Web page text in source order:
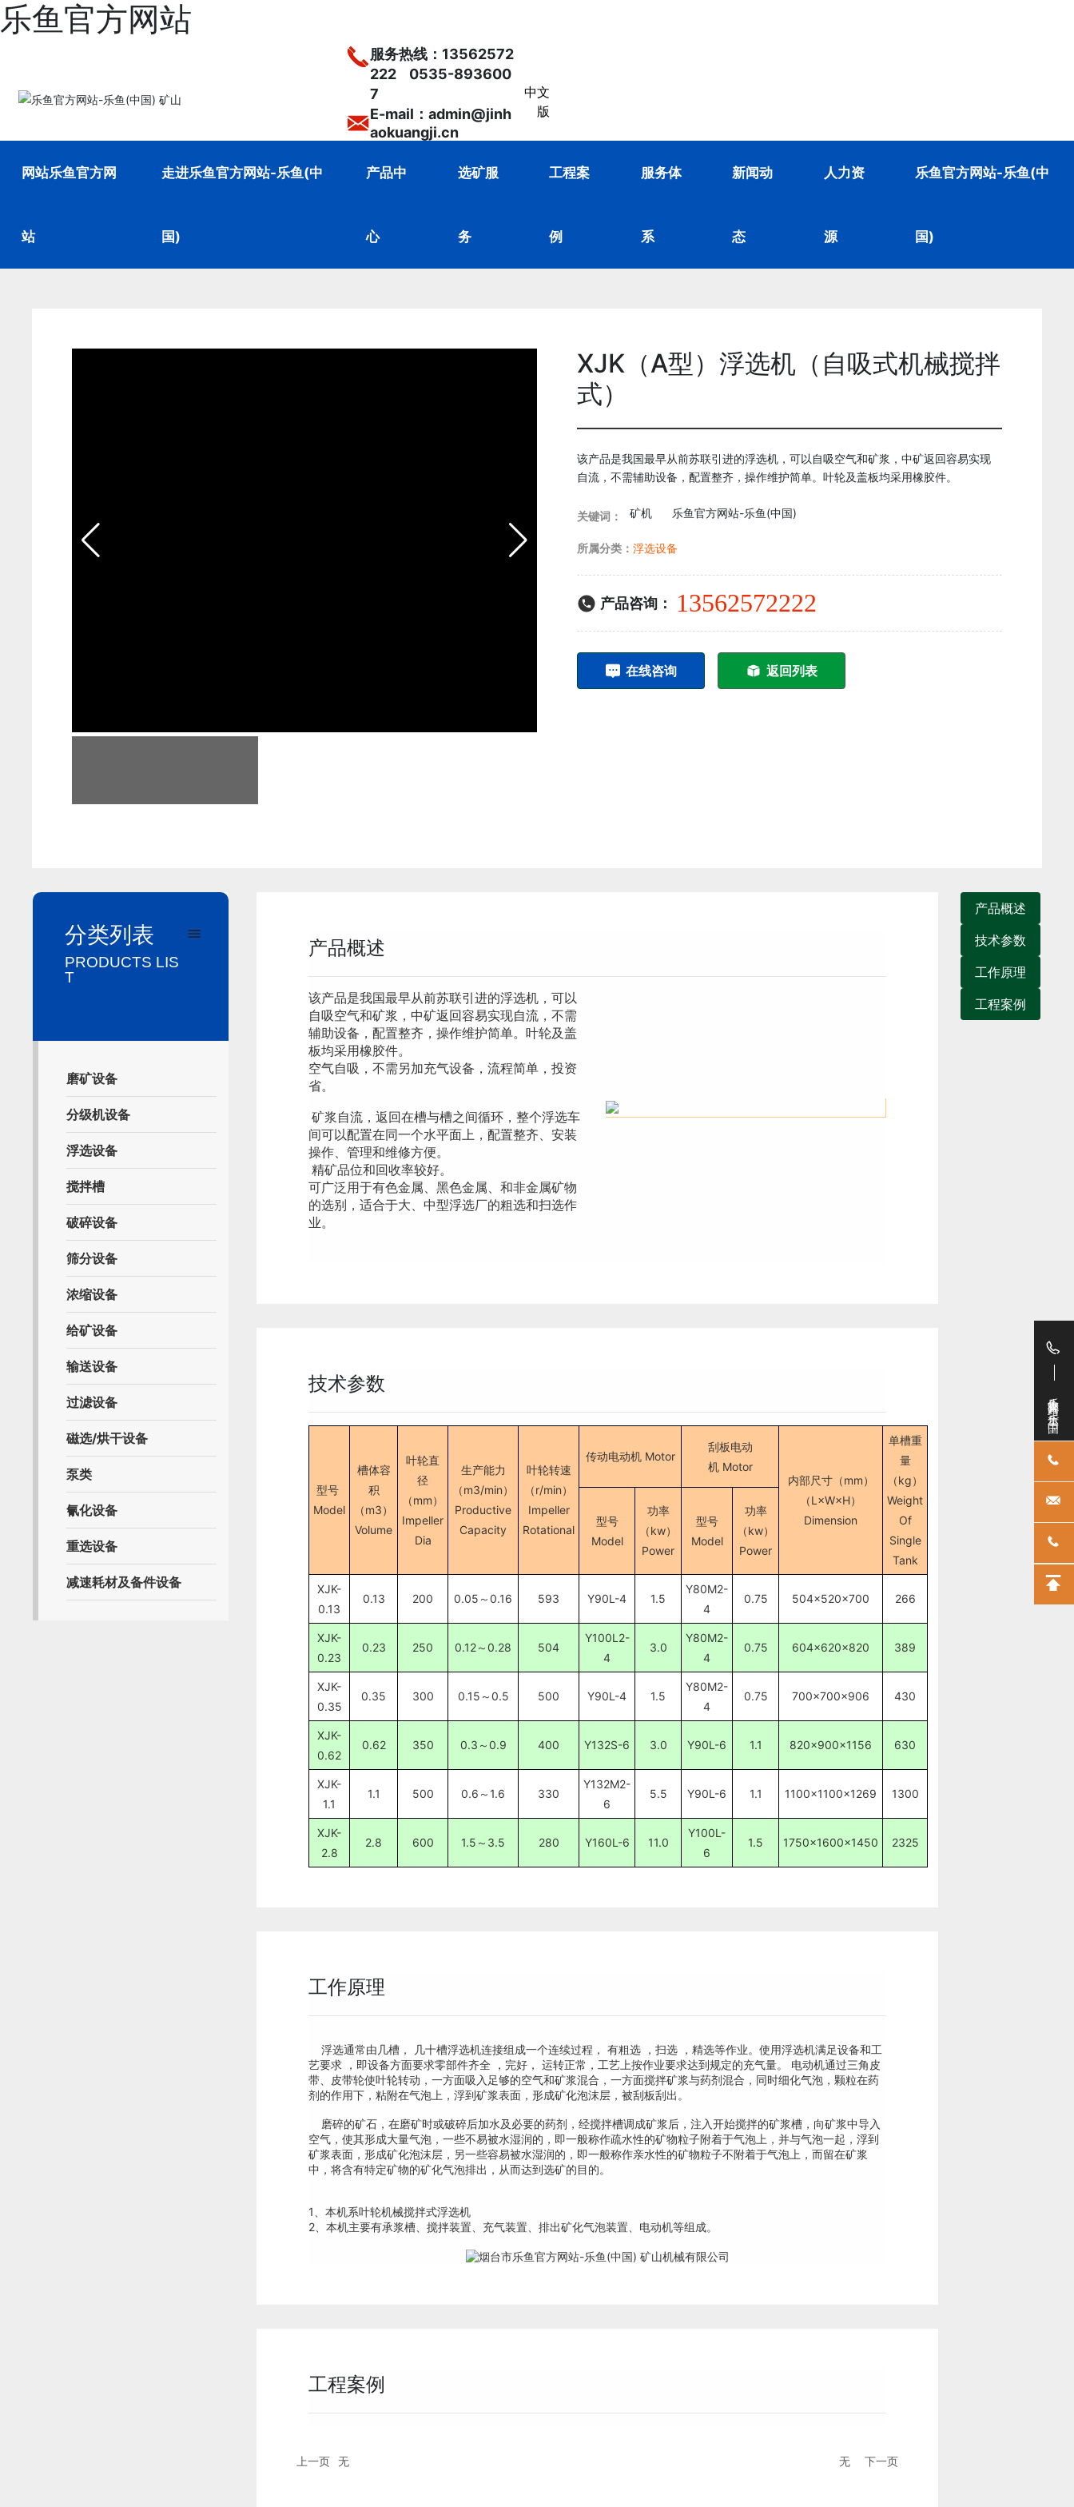
乐鱼官方网站
服务热线： 13562572
222
0535-893600
7
E-mail：admin@jinh
aokuangji.cn
中文
版
网站乐鱼官方网
站
走进乐鱼官方网站-乐鱼(中
国)
产品中
心
选矿服
务
工程案
例
服务体
系
新闻动
态
人力资
源
乐鱼官方网站-乐鱼(中
国)
XJK（A型）浮选机（自吸式机械搅拌
式）
该产品是我国最早从前苏联引进的浮选机，可以自吸空气和矿浆，中矿返回容易实现
自流，不需辅助设备，配置整齐，操作维护简单。叶轮及盖板均采用橡胶件。
关键词： 矿机 乐鱼官方网站-乐鱼(中国)
所属分类： 浮选设备
产品咨询： 13562572222
在线咨询 返回列表
分类列表
PRODUCTS LIS
T
磨矿设备
分级机设备
浮选设备
搅拌槽
破碎设备
筛分设备
浓缩设备
给矿设备
输送设备
过滤设备
磁选/烘干设备
泵类
氰化设备
重选设备
减速耗材及备件设备
产品概述
该产品是我国最早从前苏联引进的浮选机，可以
自吸空气和矿浆，中矿返回容易实现自流，不需
辅助设备，配置整齐，操作维护简单。叶轮及盖
板均采用橡胶件。
空气自吸，不需另加充气设备，流程简单，投资
省。
矿浆自流，返回在槽与槽之间循环，整个浮选车
间可以配置在同一个水平面上，配置整齐、安装
操作、管理和维修方便。
精矿品位和回收率较好。
可广泛用于有色金属、黑色金属、和非金属矿物
的选别，适合于大、中型浮选厂的粗选和扫选作
业。
技术参数
型号
Model
槽体容
积
（m3）
Volume
叶轮直
径
（mm）
Impeller
Dia
生产能力
（m3/min）
Productive
Capacity
叶轮转速
（r/min）
Impeller
Rotational
传动电动机 Motor
刮板电动
机 Motor
内部尺寸（mm）
（L×W×H）
Dimension
单槽重
量
（kg）
Weight
Of
Single
Tank
型号
Model
功率
（kw）
Power
型号
Model
功率
（kw）
Power
XJK-
0.13
0.13 200 0.05～0.16 593 Y90L-4 1.5
Y80M2-
4
0.75 504×520×700 266
XJK-
0.23
0.23 250 0.12～0.28 504
Y100L2-
4
3.0
Y80M2-
4
0.75 604×620×820 389
XJK-
0.35
0.35 300 0.15～0.5 500 Y90L-4 1.5
Y80M2-
4
0.75 700×700×906 430
XJK-
0.62
0.62 350 0.3～0.9 400 Y132S-6 3.0 Y90L-6 1.1 820×900×1156 630
XJK-
1.1
1.1 500 0.6～1.6 330
Y132M2-
6
5.5 Y90L-6 1.1 1100×1100×1269 1300
XJK-
2.8
2.8 600 1.5～3.5 280 Y160L-6 11.0
Y100L-
6
1.5 1750×1600×1450 2325
工作原理
浮选通常由几槽， 几十槽浮选机连接组成一个连续过程， 有粗选 ，扫选 ，精选等作业。使用浮选机满足设备和工
艺要求 ，即设备方面要求零部件齐全 ，完好， 运转正常，工艺上按作业要求达到规定的充气量。 电动机通过三角皮
带、皮带轮使叶轮转动，一方面吸入足够的空气和矿浆混合，一方面搅拌矿浆与药剂混合，同时细化气泡，颗粒在药
剂的作用下，粘附在气泡上，浮到矿浆表面，形成矿化泡沫层，被刮板刮出。
磨碎的矿石，在磨矿时或破碎后加水及必要的药剂，经搅拌槽调成矿浆后，注入开始搅拌的矿浆槽，向矿浆中导入
空气，使其形成大量气泡，一些不易被水湿润的，即一般称作疏水性的矿物粒子附着于气泡上，并与气泡一起，浮到
矿浆表面，形成矿化泡沫层，另一些容易被水湿润的，即一般称作亲水性的矿物粒子不附着于气泡上，而留在矿浆
中，将含有特定矿物的矿化气泡排出，从而达到选矿的目的。
1、本机系叶轮机械搅拌式浮选机
2、本机主要有承浆槽、搅拌装置、充气装置、排出矿化气泡装置、电动机等组成。
工程案例
上一页 无 无 下一页
产品概述
技术参数
工作原理
工程案例
乐鱼官方网站-乐鱼(中国)